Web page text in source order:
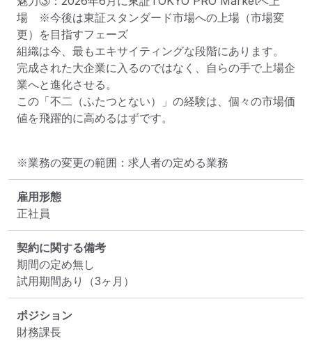
場　※今後は東証スタンダード市場への上場（市場変
更）を目指すフェーズ
組織は今、最もエキサイティングな段階にあります。
完成された大企業に入るのではなく、自らの手で上場企
業へと進化させる。
この「不二（ふたつとない）」の経験は、個々の市場価
値を飛躍的に高めるはずです。
※業務の変更の範囲：求人者の定める業務
雇用形態
正社員
契約に関する備考
期間の定め無し
試用期間あり（3ヶ月）
ポジション
財務課長